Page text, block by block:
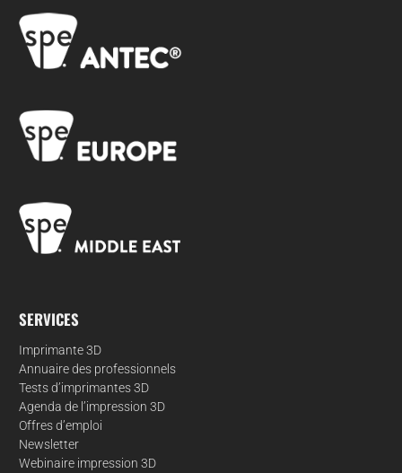
SERVICES
Imprimante 3D
Annuaire des professionnels
Tests d’imprimantes 3D
Agenda de l’impression 3D
Offres d’emploi
Newsletter
Webinaire impression 3D